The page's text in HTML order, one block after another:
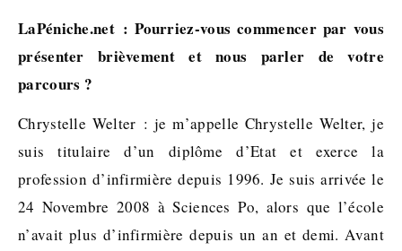
LaPéniche.net : Pourriez-vous commencer par vous
présenter brièvement et nous parler de votre
parcours ?
Chrystelle Welter : je m’appelle Chrystelle Welter, je
suis titulaire d’un diplôme d’Etat et exerce la
profession d’infirmière depuis 1996. Je suis arrivée le
24 Novembre 2008 à Sciences Po, alors que l’école
n’avait plus d’infirmière depuis un an et demi. Avant